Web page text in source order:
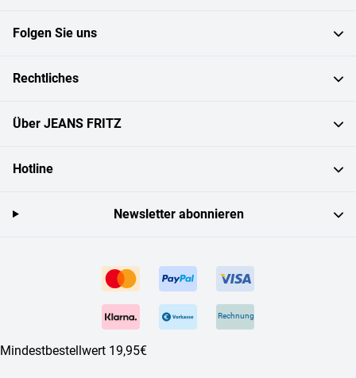
Folgen Sie uns
Rechtliches
Über JEANS FRITZ
Hotline
Rechnung
Mindestbestellwert 19,95€
Newsletter abonnieren